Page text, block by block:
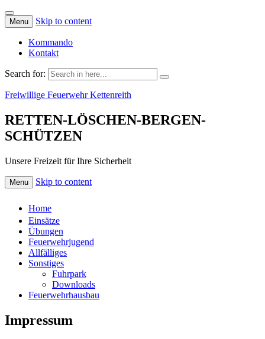
Menu Skip to content
Kommando
Kontakt
Search for:
Freiwillige Feuerwehr Kettenreith
RETTEN-LÖSCHEN-BERGEN-
SCHÜTZEN
Unsere Freizeit für Ihre Sicherheit
Menu Skip to content
Home
Einsätze
Übungen
Feuerwehrjugend
Allfälliges
Sonstiges
Fuhrpark
Downloads
Feuerwehrhausbau
Impressum